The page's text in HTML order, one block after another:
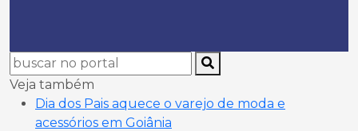
Veja também
Dia dos Pais aquece o varejo de moda e
acessórios em Goiânia